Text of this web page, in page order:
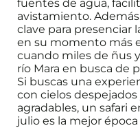
fuentes de agua,
avistamiento.
clave para presenciar
en su momento más
cuando miles de ñus
río Mara en busca de
Si buscas una
con cielos
agradables, un safari
julio es la mejor